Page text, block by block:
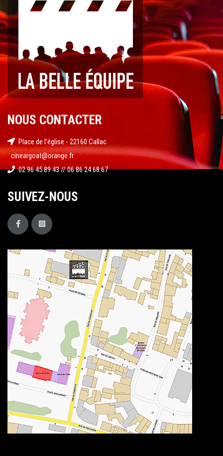
NOUS CONTACTER
Place de l'église - 22160 Callac
cineargoat@orange.fr
02 96 45 89 43 // 06 86 24 68 67
SUIVEZ-NOUS